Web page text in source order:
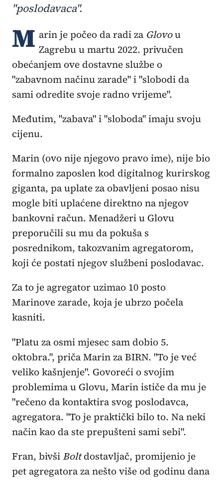
"poslodavaca".
M arin je počeo da radi za Glovou
Zagrebu u martu 2022. privučen
obećanjem ove dostavne službe o
"zabavnom načinu zarade" i "slobodi da
sami odredite svoje radno vrijeme".
Međutim, "zabava" i "sloboda" imaju svoju
cijenu.
Marin (ovo nije njegovo pravo ime), nije bio
formalno zaposlen kod digitalnog kurirskog
giganta, pa uplate za obavljeni posao nisu
mogle biti uplaćene direktno na njegov
bankovni račun. Menadžeri u Glovu
preporučili su mu da pokuša s
posrednikom, takozvanim agregatorom,
koji će postati njegov službeni poslodavac.
Za to je agregator uzimao 10 posto
Marinove zarade, koja je ubrzo počela
kasniti.
"Platu za osmi mjesec sam dobio 5.
oktobra.", priča Marin za BIRN. "To je već
veliko kašnjenje". Govoreći o svojim
problemima u Glovu, Marin ističe da mu je
"rečeno da kontaktira svog poslodavca,
agregatora. "To je praktički bilo to. Na neki
način kao da ste prepušteni sami sebi".
Fran, bivšiBoltdostavljač, promijenio je
pet agregatora za nešto više od godinu dana